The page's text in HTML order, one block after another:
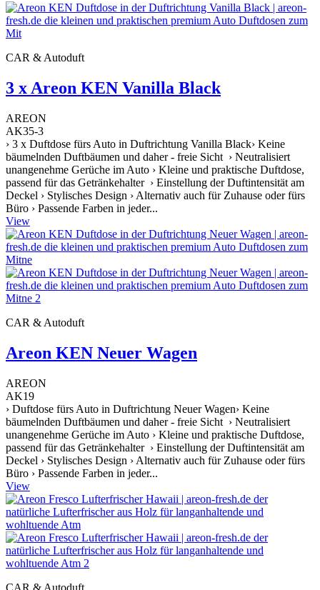
CAR & Autoduft
3 x Areon KEN Vanilla Black
AREON
AK35-3
› 3 x Duftdose fürs Auto in Duftrichtung Vanilla Black› Keine
bäumelnden Duftbäumen und daher - freie Sicht › Neutralisiert
unangenehme Gerüche im Auto › Kleine und praktische Duftdose,
passend für das Getränkehalter › Einstellung der Duftintensität am
Deckel › Stylisches Design › Alternativ auch für Zuhause oder fürs
Büro › Passende Farben in jeder...
View
CAR & Autoduft
Areon KEN Neuer Wagen
AREON
AK19
› Duftdose fürs Auto in Duftrichtung Neuer Wagen› Keine
bäumelnden Duftbäumen und daher - freie Sicht › Neutralisiert
unangenehme Gerüche im Auto › Kleine und praktische Duftdose,
passend für das Getränkehalter › Einstellung der Duftintensität am
Deckel › Stylisches Design › Alternativ auch für Zuhause oder fürs
Büro › Passende Farben in jeder...
View
CAR & Autoduft